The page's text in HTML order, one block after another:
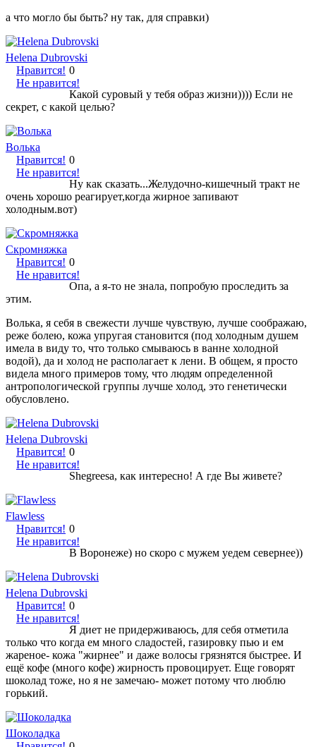
а что могло бы быть? ну так, для справки)
Helena Dubrovski
Нравится!
Не нравится!
0
Какой суровый у тебя образ жизни)))) Если не
секрет, с какой целью?
Волька
Нравится!
Не нравится!
0
Ну как сказать...Желудочно-кишечный тракт не
очень хорошо реагирует,когда жирное запивают
холодным.вот)
Скромняжка
Нравится!
Не нравится!
0
Опа, а я-то не знала, попробую проследить за
этим.
Волька, я себя в свежести лучше чувствую, лучше соображаю,
реже болею, кожа упругая становится (под холодным душем
имела в виду то, что только смываюсь в ванне холодной
водой), да и холод не располагает к лени. В общем, я просто
видела много примеров тому, что людям определенной
антропологической группы лучше холод, это генетически
обусловлено.
Helena Dubrovski
Нравится!
Не нравится!
0
Shegreesa, как интересно! А где Вы живете?
Flawless
Нравится!
Не нравится!
0
В Воронеже) но скоро с мужем уедем севернее))
Helena Dubrovski
Нравится!
Не нравится!
0
Я диет не придерживаюсь, для себя отметила
только что когда ем много сладостей, газировку пью и ем
жареное- кожа "жирнее" и даже волосы грязнятся быстрее. И
ещё кофе (много кофе) жирность провоцирует. Еще говорят
шоколад тоже, но я не замечаю- может потому что люблю
горький.
Шоколадка